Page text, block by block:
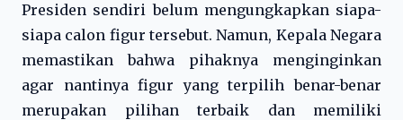
Presiden sendiri belum mengungkapkan siapa-
siapa calon figur tersebut. Namun, Kepala Negara
memastikan bahwa pihaknya menginginkan
agar nantinya figur yang terpilih benar-benar
merupakan pilihan terbaik dan memiliki